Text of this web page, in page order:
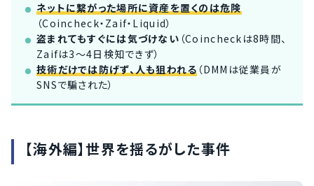
ネットに繋がった場所に資産を置くのは危険
（Coincheck・Zaif・Liquid）
盗まれてもすぐには気づけない （Coincheckは8時間、
Zaifは3〜4日検知できず）
技術だけでは防げず、人も狙われる （DMMは従業員が
SNSで騙された）
【海外編】世界を揺るがした事件